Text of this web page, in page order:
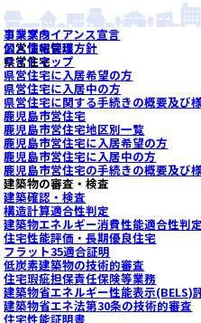
談等 窓口受付時間変更のお知
らせ
2025-09-16
令和7年10月1日確認検査業務規
程変更について
2025-06-05
2025年7月1日 フラット35適合
証明業務手数料の改定について
2025-02-12
2025年4月1日 法改正等に伴う手
数料等の改定について
2020-04-03
「ライフステージ対応型空き家
相談体制構築の手引き」を作成
しました。
2019-02-04
かごしまセーフティネット住宅
協力店の登録募集
事業案内
公営住宅管理
県営住宅
県営住宅に入居希望の方
県営住宅に入居中の方
県営住宅に関する手続きの概要及び
鹿児島市営住宅
鹿児島市営住宅地区別一覧
鹿児島市営住宅に入居希望の方
鹿児島市営住宅に入居中の方
鹿児島市営住宅の手続きの概要及び
建築物の審査・検査
建築確認・検査
構造計算適合性判定
建築物エネルギー消費性能適合性判定
住宅性能評価・長期優良住宅
フラット35適合証明
低炭素建築物の技術的審査
住宅瑕疵担保責任保険等業務
建築物省エネルギー性能表示(BELS)
建築物省エネ法第30条の技術的審査
住宅性能証明書
コンプライアンス宣言
個人情報保護方針
サイトマップ